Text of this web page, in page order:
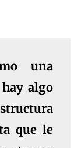
una
hay algo
que le